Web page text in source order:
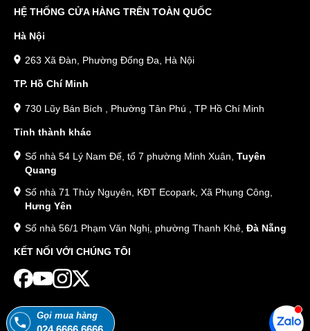
HỆ THỐNG CỬA HÀNG TRÊN TOÀN QUỐC
Hà Nội
263 Xã Đàn, Phường Đống Đa, Hà Nội
TP. Hồ Chí Minh
730 Lũy Bán Bích , Phường Tân Phú , TP Hồ Chí Minh
Tỉnh thành khác
Số nhà 54 Lý Nam Đế, tổ 7 phường Minh Xuân, Tuyên
Quang
Số nhà 71 Thủy Nguyên, KĐT Ecopark, Xã Phụng Công,
Hưng Yên
Số nhà 56/1 Phạm Văn Nghị, phường Thanh Khê, Đà Nẵng
KẾT NỐI VỚI CHÚNG TÔI
Gọi mua hàng